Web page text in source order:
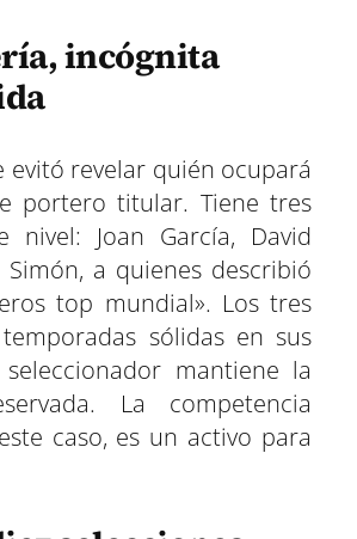
incógnita
evitó revelar quién ocupará
portero titular. Tiene tres
nivel: Joan García, David
Simón, a quienes describió
top mundial». Los tres
sólidas en sus
mantiene la
La competencia
caso, es un activo para